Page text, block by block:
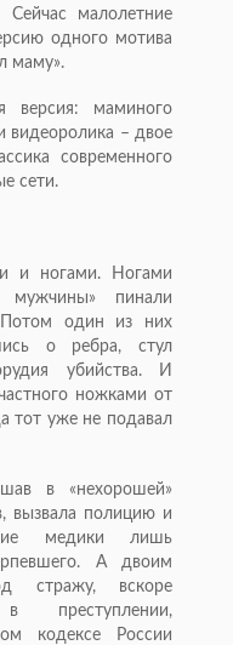
Сейчас малолетние
одного мотива
маму».
версия: маминого
видеоролика – двое
современного
сети.
и ногами. Ногами
мужчины» пинали
один из них
о ребра, стул
убийства. И
ножками от
тот уже не подавал
в «нехорошей»
вызвала полицию и
медики лишь
А двоим
стражу, вскоре
преступлении,
кодексе России